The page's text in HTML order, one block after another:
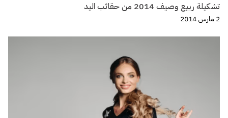
تشكيلة ربيع وصيف 2014 من حقائب اليد
2 مارس 2014